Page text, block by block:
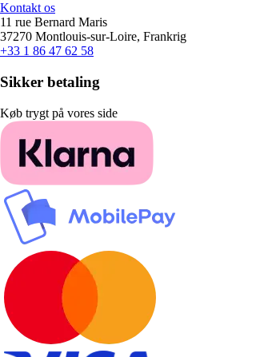
Kontakt os
11 rue Bernard Maris
37270 Montlouis-sur-Loire, Frankrig
+33 1 86 47 62 58
Sikker betaling
Køb trygt på vores side